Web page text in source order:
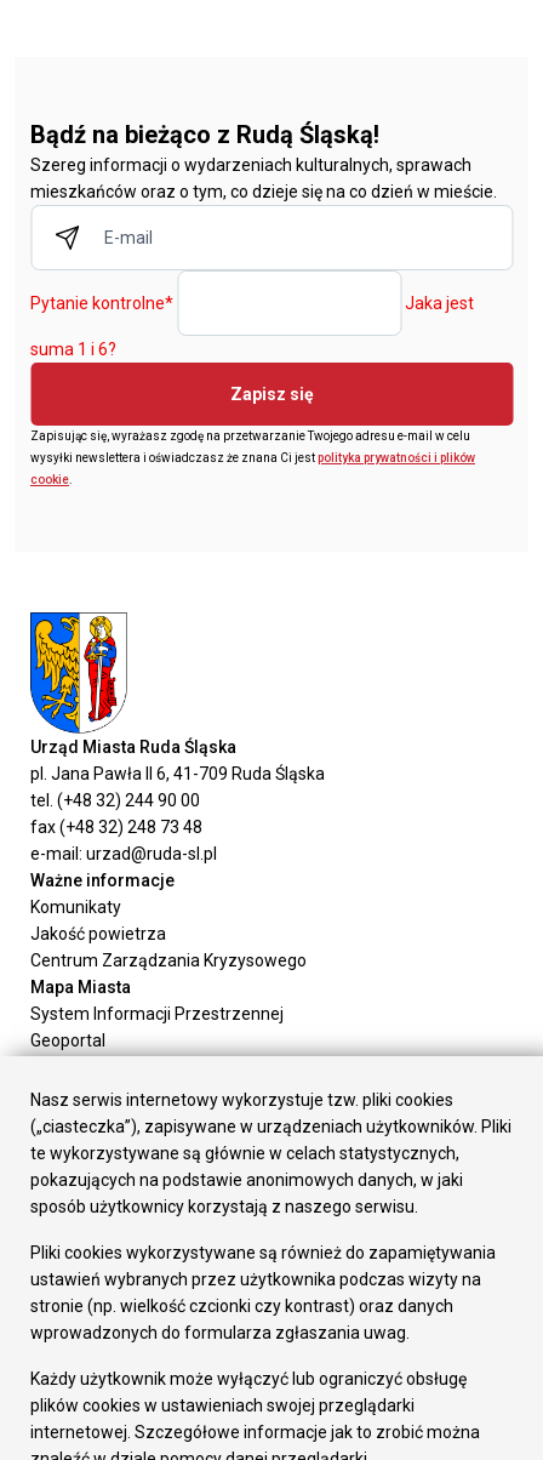
Bądź na bieżąco z Rudą Śląską!
Szereg informacji o wydarzeniach kulturalnych, sprawach
mieszkańców oraz o tym, co dzieje się na co dzień w mieście.
Pytanie kontrolne* Jaka jest
suma 1 i 6?
Zapisz się
Zapisując się, wyrażasz zgodę na przetwarzanie Twojego adresu e-mail w celu
wysyłki newslettera i oświadczasz że znana Ci jestpolityka prywatności i plików
cookie
Urząd Miasta Ruda Śląska
pl. Jana Pawła II 6, 41-709 Ruda Śląska
tel. (+48 32) 244 90 00
fax (+48 32) 248 73 48
e-mail: urzad@ruda-sl.pl
Ważne informacje
Komunikaty
Jakość powietrza
Centrum Zarządzania Kryzysowego
Mapa Miasta
System Informacji Przestrzennej
Geoportal
Załatw sprawę
Prezydent Miasta
Rada Miasta
Wydziały
Elektroniczna Skrzynka Podawcza
Gospodarka
Fundusze europejskie
Środki krajowe
Oferty inwestycyjne
Pozostałe
Deklaracja dostępności
Dane osobowe
Nasz serwis internetowy wykorzystuje tzw. pliki cookies
(„ciasteczka”), zapisywane w urządzeniach użytkowników. Pliki
te wykorzystywane są głównie w celach statystycznych,
pokazujących na podstawie anonimowych danych, w jaki
sposób użytkownicy korzystają z naszego serwisu.
Pliki cookies wykorzystywane są również do zapamiętywania
ustawień wybranych przez użytkownika podczas wizyty na
stronie (np. wielkość czcionki czy kontrast) oraz danych
wprowadzonych do formularza zgłaszania uwag.
Każdy użytkownik może wyłączyć lub ograniczyć obsługę
plików cookies w ustawieniach swojej przeglądarki
internetowej. Szczegółowe informacje jak to zrobić można